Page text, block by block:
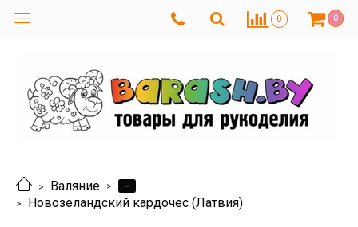
0 0
Валяние
-
Новозеландский кардочес (Латвия)